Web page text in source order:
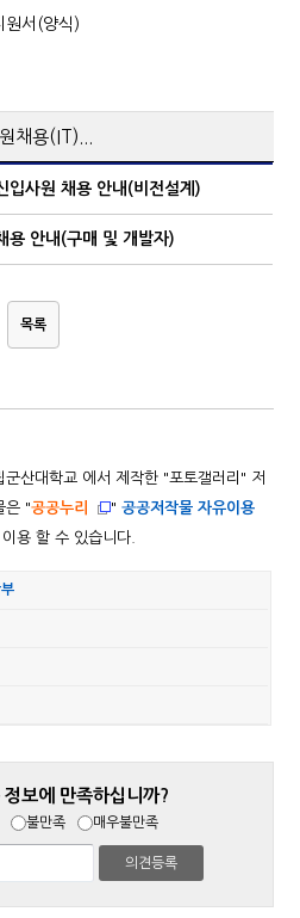
원서(양식)
채용(IT)...
입사원 채용 안내(비전설계)
용 안내(구매 및 개발자)
목록
군산대학교 에서 제작한 "포토갤러리 " 저
은 "공공누리 "공공저작물 자유이용
용 할 수 있습니다.
보에 만족하십니까?
불만족 매우불만족